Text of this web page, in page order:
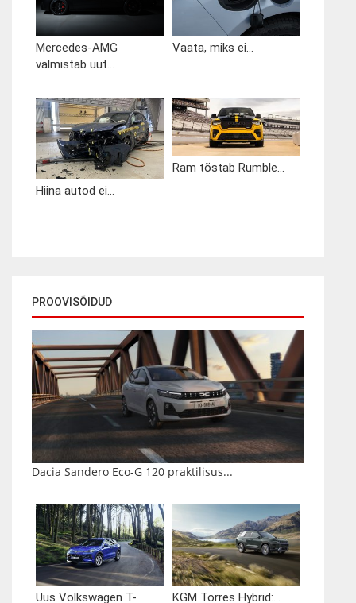
Mercedes-AMG
valmistab uut...
Vaata, miks ei...
Hiina autod ei...
Ram tõstab Rumble...
PROOVISÕIDUD
Dacia Sandero Eco-G 120 praktilisus...
Uus Volkswagen T- KGM Torres Hybrid:...